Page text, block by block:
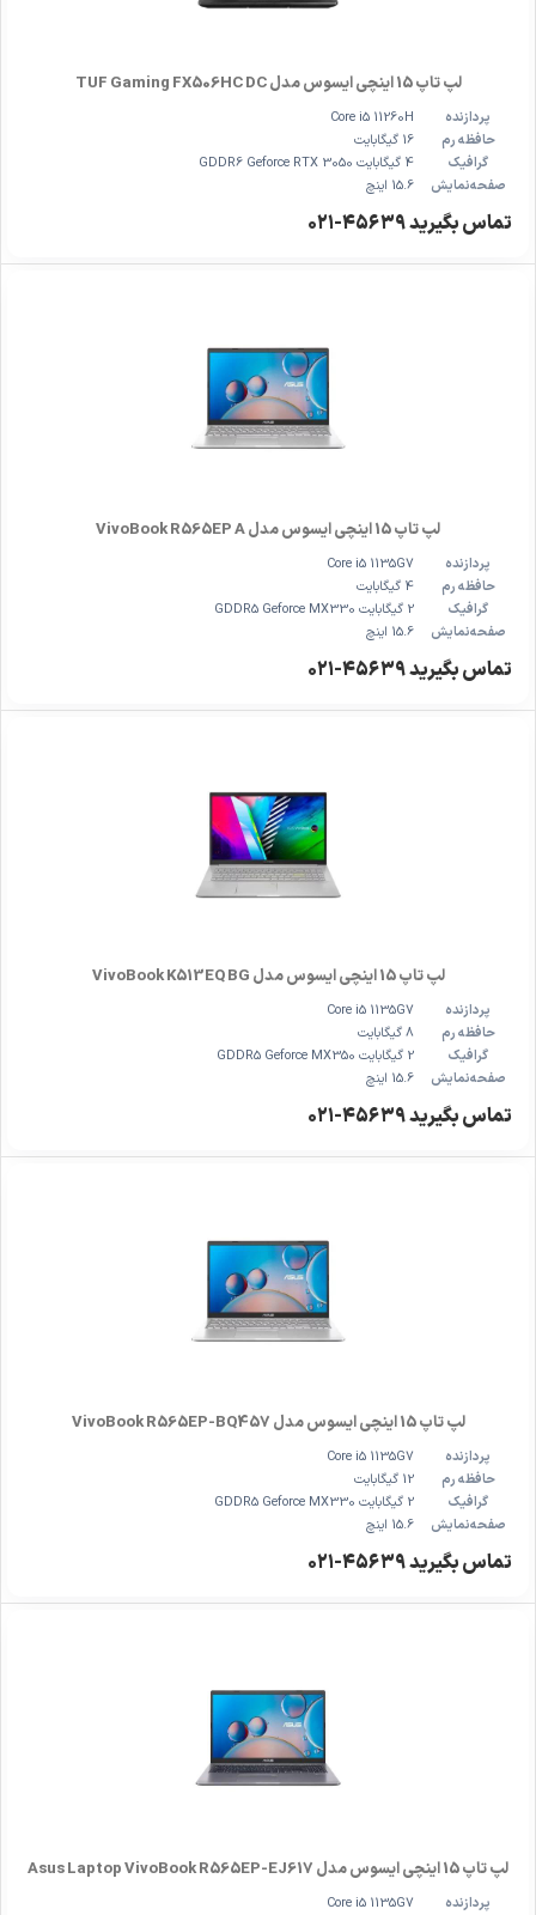
لپ تاپ 15 اینچی ایسوس مدل TUF Gaming FX506HC DC
پردازنده
Core i5 11260H
حافظه رم
16 گیگابایت
گرافیک
4 گیگابایت GDDR6 Geforce RTX 3050
صفحه‌نمایش
15.6 اینچ
تماس بگیرید ۴۵۶۳۹-۰۲۱
لپ تاپ 15 اینچی ایسوس مدل VivoBook R565EP A
پردازنده
Core i5 1135G7
حافظه رم
4 گیگابایت
گرافیک
2 گیگابایت GDDR5 Geforce MX330
صفحه‌نمایش
15.6 اینچ
تماس بگیرید ۴۵۶۳۹-۰۲۱
لپ تاپ 15 اینچی ایسوس مدل VivoBook K513EQ BG
پردازنده
Core i5 1135G7
حافظه رم
8 گیگابایت
گرافیک
2 گیگابایت GDDR5 Geforce MX350
صفحه‌نمایش
15.6 اینچ
تماس بگیرید ۴۵۶۳۹-۰۲۱
لپ تاپ 15 اینچی ایسوس مدل VivoBook R565EP-BQ457
پردازنده
Core i5 1135G7
حافظه رم
12 گیگابایت
گرافیک
2 گیگابایت GDDR5 Geforce MX330
صفحه‌نمایش
15.6 اینچ
تماس بگیرید ۴۵۶۳۹-۰۲۱
لپ تاپ 15 اینچی ایسوس مدل Asus Laptop VivoBook R565EP-EJ617
پردازنده
Core i5 1135G7